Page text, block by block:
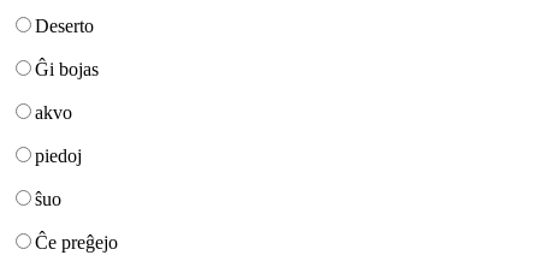
Deserto
Ĝi bojas
akvo
piedoj
ŝuo
Ĉe preĝejo